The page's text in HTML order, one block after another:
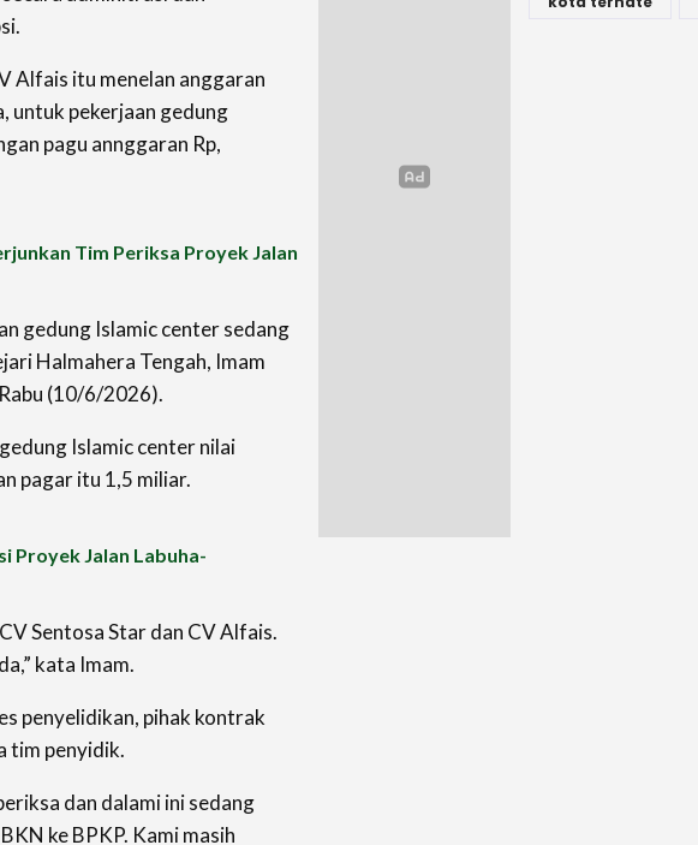
Alfais itu menelan anggaran
untuk pekerjaan gedung
pagu annggaran Rp,
Tim Periksa Proyek Jalan
gedung Islamic center sedang
Halmahera Tengah, Imam
(10/6/2026).
Islamic center nilai
pagar itu 1,5 miliar.
Proyek Jalan Labuha-
Sentosa Star dan CV Alfais.
kata Imam.
penyelidikan, pihak kontrak
tim penyidik.
dan dalami ini sedang
ke BPKP. Kami masih